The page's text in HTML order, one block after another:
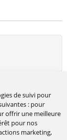
de suivi pour
: pour
offrir une meilleure
pour nos
marketing,